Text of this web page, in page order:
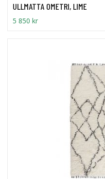
ULLMATTA OMETRI, LIME
5 850 kr